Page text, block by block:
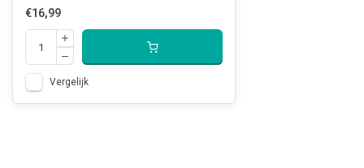
€16,99
Vergelijk